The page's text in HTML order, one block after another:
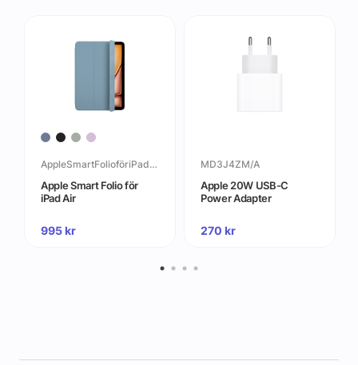
AppleSmartFolioföriPadAir
Apple Smart Folio för
iPad Air
995kr
MD3J4ZM/A
Apple 20W USB-C
Power Adapter
270 kr